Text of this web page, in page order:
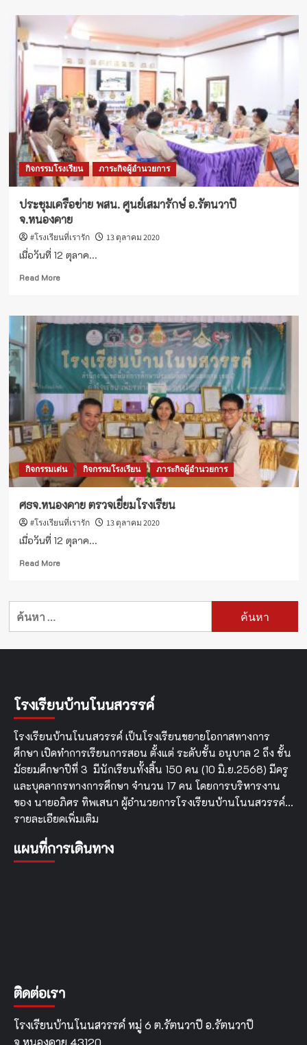
พิธี
วาง
มาลา
และ
บังคม
เนื่อง
ใน
โอกาส
วัน
คล้าย
วัน
สวรรคต
กิจกรรมโรงเรียน ภาระกิจผู้อำนวยการ
ประชุมเครือข่าย พสน. ศูนย์เสมารักษ์ อ.รัตนวาปี
จ.หนองคาย
#โรงเรียนที่เรารัก 13 ตุลาคม 2020
เมื่อวันที่ 12 ตุลาค...
Read MoreRead
ประชุม
เครือ
พสน.
ศูนย์
รักษ์
อ.รัตน
วาปี
จ.หนองคาย
กิจกรรมเด่น กิจกรรมโรงเรียน ภาระกิจผู้อำนวยการ
ศธจ.หนองคาย ตรวจเยี่ยมโรงเรียน
#โรงเรียนที่เรารัก 13 ตุลาคม 2020
เมื่อวันที่ 12 ตุลาค...
Read MoreRead
ศธจ.หนองคาย
ค้นหา
โรงเรียนบ้านโนนสวรรค์
โรงเรียนบ้านโนนสวรรค์ เป็นโรงเรียนขยายโอกาสทางการ
ศึกษา เปิดทำการเรียนการสอน ตั้งแต่ ระดับชั้น อนุบาล 2 ถึง ชั้น
มัธยมศึกษาปีที่ 3 มีนักเรียนทั้งสิ้น 150 คน (10 มิ.ย.2568) มีครู
และบุคลากรทางการศึกษา จำนวน 17 คน โดยการบริหารงาน
ของ นายอภิศร ทิพเสนา ผู้อำนวยการโรงเรียนบ้านโนนสวรรค์…
รายละเอียดเพิ่มเติม
แผนที่การเดินทาง
ติดต่อเรา
โรงเรียนบ้านโนนสวรรค์ หมู่ 6 ต.รัตนวาปี อ.รัตนวาปี
จ.หนองคาย 43120